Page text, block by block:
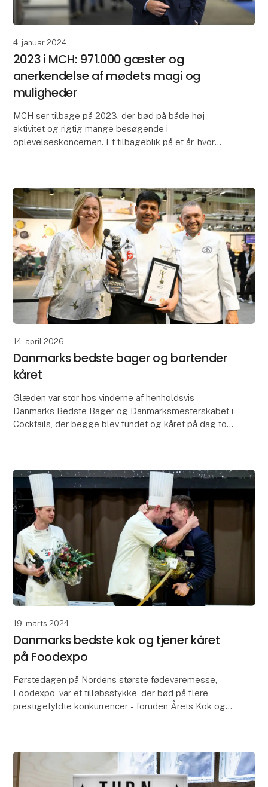
4. januar 2024
2023 i MCH: 971.000 gæster og
anerkendelse af mødets magi og
muligheder
MCH ser tilbage på 2023, der bød på både høj
aktivitet og rigtig mange besøgende i
oplevelseskoncernen. Et tilbageblik på et år, hvor
14. april 2026
Danmarks bedste bager og bartender
kåret
Glæden var stor hos vinderne af henholdsvis
Danmarks Bedste Bager og Danmarksmesterskabet i
Cocktails, der begge blev fundet og kåret på dag to
19. marts 2024
Danmarks bedste kok og tjener kåret
på Foodexpo
Førstedagen på Nordens største fødevaremesse,
Foodexpo, var et tilløbsstykke, der bød på flere
prestigefyldte konkurrencer - foruden Årets Kok og